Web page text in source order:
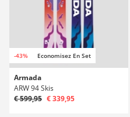
-43% Economisez En Set
Armada
ARW 94 Skis
€ 599,95 € 339,95